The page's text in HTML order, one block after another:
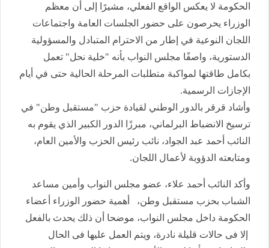
الحكومة لا يعكس الواقع الفعلي، مشيرًا إلى أن معظم
الوزراء يحرصون على حضور الجلسات العامة واجتماعات
اللجان النوعية في إطار من الاحترام المتبادل والمسؤولية
الدستورية، واصفًا مجلس النواب بأنه "خلية نحل" تعمل
بكامل طاقتها لمواكبة متطلبات المرحلة الحالية حتى في أيام
الإجازات الرسمية.
وأشاد قرقر بالدور الوطني لقيادة حزب "مستقبل وطن" في
ترسيخ الانضباط البرلماني، مبرزًا الدور الكبير الذي يقوم به
النائب أحمد عبد الجواد، نائب رئيس الحزب والأمين العام،
ومتابعته الدؤوبة لأعمال اللجان.
وأكد النائب أحمد علاء، عضو مجلس النواب وأمين مساعد
الشباب بحزب مستقبل وطن، أهمية حضور الوزراء أعضاء
الحكومة داخل مجلس النواب، موضحا أن ذلك يحدث بالفعل
إلا فى حالات قليلة نادرة، ويتم العمل عليها فى الحال